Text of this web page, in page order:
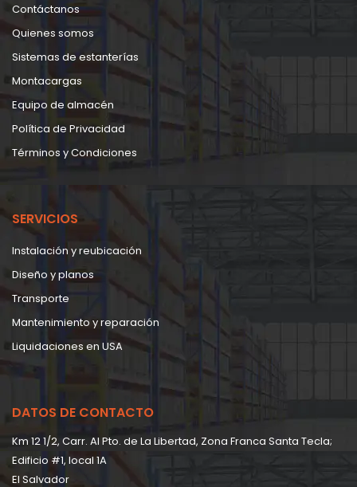
Contáctanos
Quienes somos
Sistemas de estanterías
Montacargas
Equipo de almacén
Política de Privacidad
Términos y Condiciones
SERVICIOS
Instalación y reubicación
Diseño y planos
Transporte
Mantenimiento y reparación
Liquidaciones en USA
DATOS DE CONTACTO
Km 12 1/2, Carr. Al Pto. de La Libertad, Zona Franca Santa Tecla;
Edificio #1, local 1A
EI Salvador